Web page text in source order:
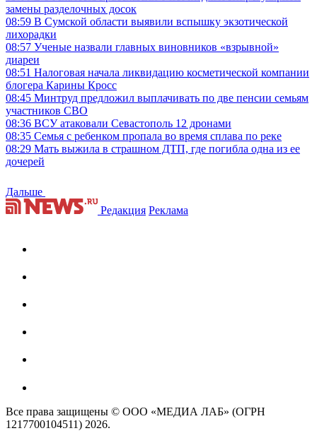
замены разделочных досок
08:59 В Сумской области выявили вспышку экзотической
лихорадки
08:57 Ученые назвали главных виновников «взрывной»
диареи
08:51 Налоговая начала ликвидацию косметической компании
блогера Карины Кросс
08:45 Минтруд предложил выплачивать по две пенсии семьям
участников СВО
08:36 ВСУ атаковали Севастополь 12 дронами
08:35 Семья с ребенком пропала во время сплава по реке
08:29 Мать выжила в страшном ДТП, где погибла одна из ее
дочерей
Дальше
Редакция Реклама
Все права защищены © ООО «МЕДИА ЛАБ» (ОГРН
1217700104511) 2026.